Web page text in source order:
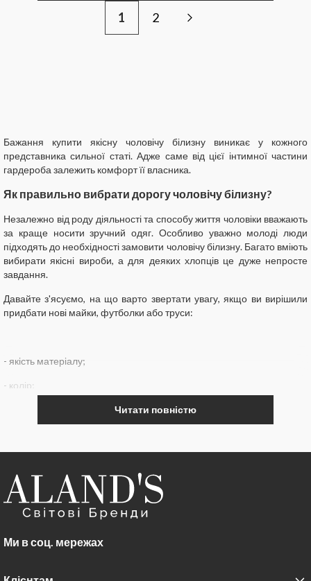
1 2
Бажання купити якісну чоловічу білизну виникає у кожного
представника сильної статі. Адже саме від цієї інтимної частини
гардероба залежить комфорт її власника.
Як правильно вибрати дорогу чоловічу білизну?
Незалежно від роду діяльності та способу життя чоловіки вважають
за краще носити зручний одяг. Особливо уважно молоді люди
підходять до необхідності замовити чоловічу білизну. Багато вміють
вибирати якісні вироби, а для деяких хлопців це дуже непросте
завдання.
Давайте з'ясуємо, на що варто звертати увагу, якщо ви вирішили
придбати нові майки, футболки або труси:
- якість матеріалу;
- колір;
занадто жорсткими, інакше будуть натирати шкіру.
Сьогодні представлений широкий вибір різних зразків. Вибираючи
труси, ви можете зупинити свій вибір на таких фасонах:
Читати повністю
Ми в соц. мережах